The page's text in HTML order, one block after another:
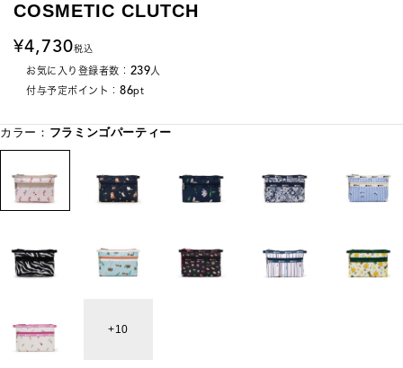
COSMETIC CLUTCH
4,730税込
お気に入り登録者数： 239人
付与予定ポイント： 86pt
カラー： フラミンゴパーティー
10